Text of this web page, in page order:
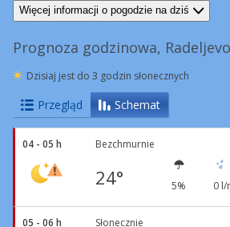
N
17 km/h
Podmuchy
43 km/h N
17 km/h
Podmuchy
43 km/h
Więcej informacji o pogodzie na dziś
Prognoza godzinowa,
Dzisiaj jest do 3 godzin słonecznych
Przegląd Schemat
04 - 05 h Bezchmurnie
24° 5% 0 l/
05 - 06 h Słonecznie